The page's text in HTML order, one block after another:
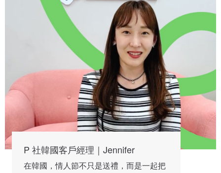
P 社韓國客戶經理｜Jennifer
在韓國，情人節不只是送禮，而是一起把